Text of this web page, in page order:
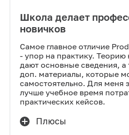
Школа делает
новичков
Самое главное отличие
- упор на практику. Теорию
дают основные сведения, а
доп. материалы, которые
самостоятельно. Для меня
лучше учебное время
практических кейсов.
Плюсы